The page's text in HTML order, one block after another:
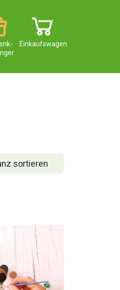
Einkaufswagen
sortieren